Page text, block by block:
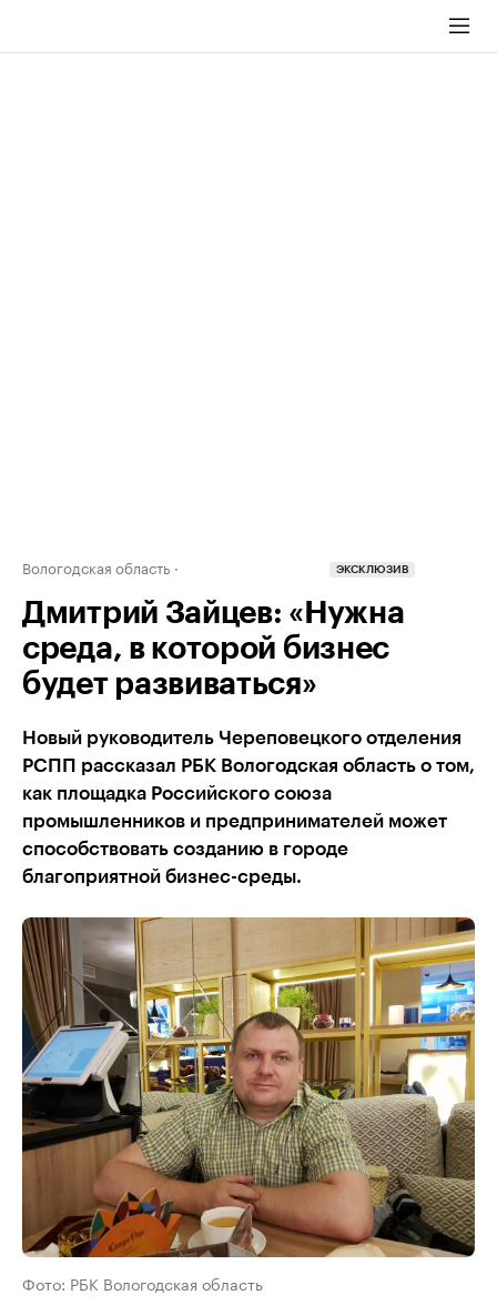
Вологодская область ЭКСКЛЮЗИВ
Дмитрий Зайцев: «Нужна
среда, в которой бизнес
будет развиваться»
Новый руководитель Череповецкого отделения
РСПП рассказал РБК Вологодская область о том,
как площадка Российского союза
промышленников и предпринимателей может
способствовать созданию в городе
благоприятной бизнес-среды.
Фото: РБК Вологодская область